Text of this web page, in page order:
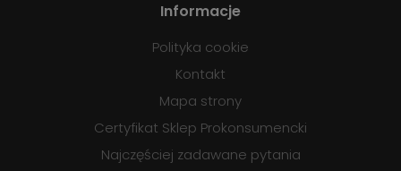
Informacje
Polityka cookie
Kontakt
Mapa strony
Certyfikat Sklep Prokonsumencki
Najczęściej zadawane pytania